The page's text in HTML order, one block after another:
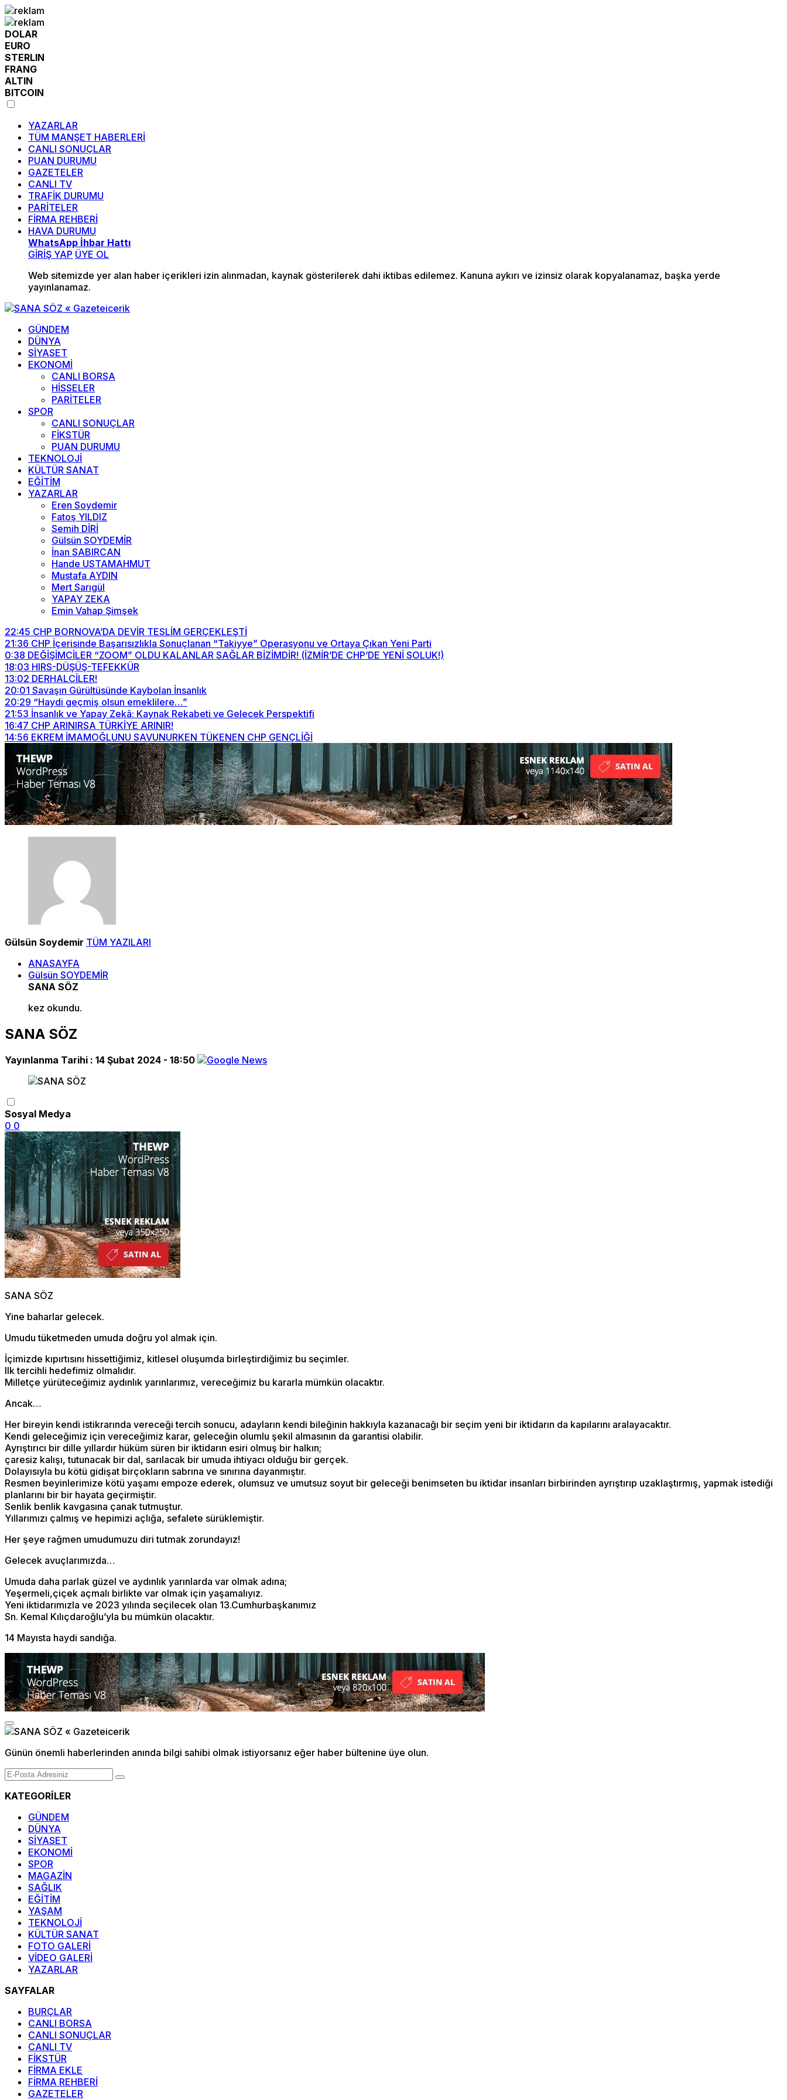
DOLAR
EURO
STERLIN
FRANG
ALTIN
BITCOIN
YAZARLAR
TÜM MANŞET HABERLERİ
CANLI SONUÇLAR
PUAN DURUMU
GAZETELER
CANLI TV
TRAFİK DURUMU
PARİTELER
FİRMA REHBERİ
HAVA DURUMU
WhatsApp İhbar Hattı
GİRİŞ YAP ÜYE OL
Web sitemizde yer alan haber içerikleri izin alınmadan, kaynak gösterilerek dahi iktibas edilemez. Kanuna aykırı ve izinsiz olarak kopyalanamaz, başka yerde
yayınlanamaz.
GÜNDEM
DÜNYA
SİYASET
EKONOMİ
CANLI BORSA
HİSSELER
PARİTELER
SPOR
CANLI SONUÇLAR
FİKSTÜR
PUAN DURUMU
TEKNOLOJİ
KÜLTÜR SANAT
EĞİTİM
YAZARLAR
Eren Soydemir
Fatoş YILDIZ
Semih DİRİ
Gülsün SOYDEMİR
İnan SABIRCAN
Hande USTAMAHMUT
Mustafa AYDIN
Mert Sarıgül
YAPAY ZEKA
Emin Vahap Şimşek
22:45 CHP BORNOVA’DA DEVİR TESLİM GERÇEKLEŞTİ
21:36 CHP İçerisinde Başarısızlıkla Sonuçlanan “Takiyye” Operasyonu ve Ortaya Çıkan Yeni Parti
0:38 DEĞİŞİMCİLER “ZOOM” OLDU KALANLAR SAĞLAR BİZİMDİR! (İZMİR’DE CHP’DE YENİ SOLUK!)
18:03 HIRS-DÜŞÜŞ-TEFEKKÜR
13:02 DERHALCİLER!
20:01 Savaşın Gürültüsünde Kaybolan İnsanlık
20:29 “Haydi geçmiş olsun emeklilere…”
21:53 İnsanlık ve Yapay Zekâ: Kaynak Rekabeti ve Gelecek Perspektifi
16:47 CHP ARINIRSA TÜRKİYE ARINIR!
14:56 EKREM İMAMOĞLUNU SAVUNURKEN TÜKENEN CHP GENÇLİĞİ
Gülsün Soydemir TÜM YAZILARI
ANASAYFA
Gülsün SOYDEMİR
SANA SÖZ
kez okundu.
SANA SÖZ
Yayınlanma Tarihi : 14 Şubat 2024 - 18:50
Sosyal Medya
0 0
SANA SÖZ
Yine baharlar gelecek.
Umudu tüketmeden umuda doğru yol almak için.
İçimizde kıpırtısını hissettiğimiz, kitlesel oluşumda birleştirdiğimiz bu seçimler.
Ilk tercihli hedefimiz olmalıdır.
Milletçe yürüteceğimiz aydınlık yarınlarımız, vereceğimiz bu kararla mümkün olacaktır.
Ancak…
Her bireyin kendi istikrarında vereceği tercih sonucu, adayların kendi bileğinin hakkıyla kazanacağı bir seçim yeni bir iktidarın da kapılarını aralayacaktır.
Kendi geleceğimiz için vereceğimiz karar, geleceğin olumlu şekil almasının da garantisi olabilir.
Ayrıştırıcı bir dille yıllardır hüküm süren bir iktidarın esiri olmuş bir halkın;
çaresiz kalışı, tutunacak bir dal, sarılacak bir umuda ihtiyacı olduğu bir gerçek.
Dolayısıyla bu kötü gidişat birçokların sabrına ve sınırına dayanmıştır.
Resmen beyinlerimize kötü yaşamı empoze ederek, olumsuz ve umutsuz soyut bir geleceği benimseten bu iktidar insanları birbirinden ayrıştırıp uzaklaştırmış, yapmak istediği
planlarını bir bir hayata geçirmiştir.
Senlik benlik kavgasına çanak tutmuştur.
Yıllarımızı çalmış ve hepimizi açlığa, sefalete sürüklemiştir.
Her şeye rağmen umudumuzu diri tutmak zorundayız!
Gelecek avuçlarımızda…
Umuda daha parlak güzel ve aydınlık yarınlarda var olmak adına;
Yeşermeli,çiçek açmalı birlikte var olmak için yaşamalıyız.
Yeni iktidarımızla ve 2023 yılında seçilecek olan 13.Cumhurbaşkanımız
Sn. Kemal Kılıçdaroğlu’yla bu mümkün olacaktır.
14 Mayısta haydi sandığa.
Günün önemli haberlerinden anında bilgi sahibi olmak istiyorsanız eğer haber bültenine üye olun.
KATEGORİLER
GÜNDEM
DÜNYA
SİYASET
EKONOMİ
SPOR
MAGAZİN
SAĞLIK
EĞİTİM
YAŞAM
TEKNOLOJİ
KÜLTÜR SANAT
FOTO GALERİ
VİDEO GALERİ
YAZARLAR
SAYFALAR
BURÇLAR
CANLI BORSA
CANLI SONUÇLAR
CANLI TV
FİKSTÜR
FİRMA EKLE
FİRMA REHBERİ
GAZETELER